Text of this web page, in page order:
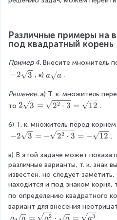
=
\
b
g
e
0
\
n
c
a
s
e
}
b
>
0
,
g
e
0
}
\
{
a
,
a
<
n
d
n
c
a
e
s
n
d
c
a
e
s
{
}
\
d
o
\
s
r
x
}
=
\
s
r
w
a
-
|
|
=
\
s
r
t
{
a
^
{
2
r
t
{
a
2
}
}
c
d
t
\
s
q
r
t
{
2
}
{
x
}
Различные примеры на
под квадратный корень
Пример 4. Внесите множитель
-
\
s
r
t
3
}
−2 3 , в) a
s
q
t
{
}
a a .
Решение. а) Т. к. множитель
то 2
s
q
t
{
3
}
=
\
s
2 3 = 22 ⋅ 3 = 12 .
б) Т. к. множитель перед
-
\
s
q
r
t
{
−2 3 = − 22 ⋅ 3 = − 12 .
в) В этой задаче может
различные варианты, т. к. знак
известен, но следует
находится и под знаком корня,
по определению квадратного
вариант для внесения
a 2 3 .